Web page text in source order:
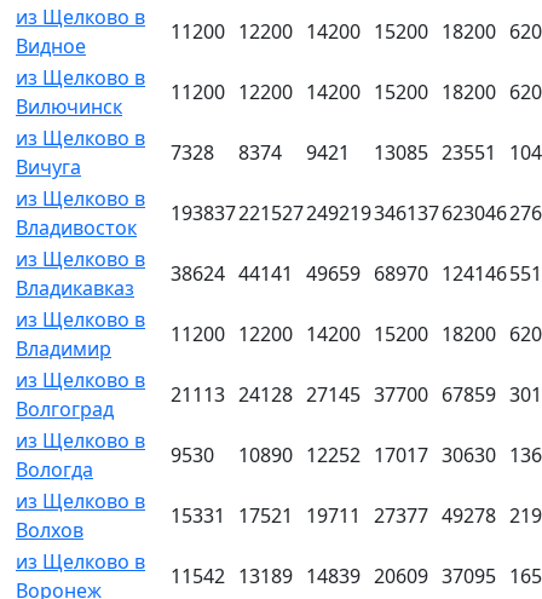
из Щелково в
Видное
11200 12200 14200 15200 18200
из Щелково в
Вилючинск
11200 12200 14200 15200 18200
из Щелково в
Вичуга
7328 8374 9421 13085 23551
из Щелково в
Владивосток
193837221527249219346137623046
из Щелково в
Владикавказ
38624 44141 49659 68970 124146
из Щелково в
Владимир
11200 12200 14200 15200 18200
из Щелково в
Волгоград
21113 24128 27145 37700 67859
из Щелково в
Вологда
9530 10890 12252 17017 30630
из Щелково в
Волхов
15331 17521 19711 27377 49278
из Щелково в
Воронеж
11542 13189 14839 20609 37095